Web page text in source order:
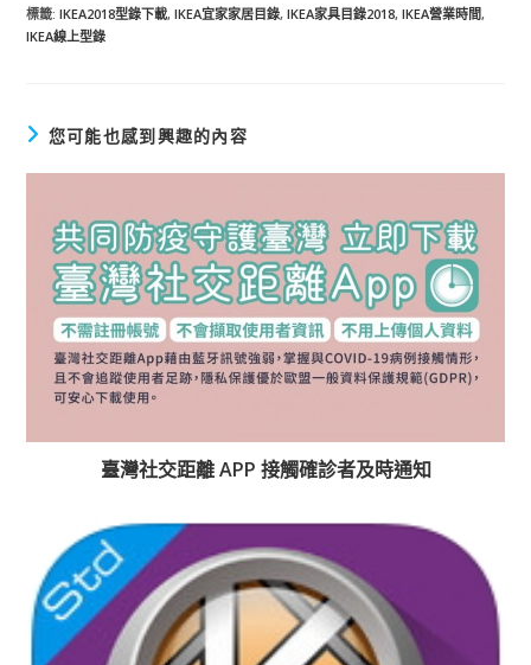
標籤:IKEA2018型錄下載, IKEA宜家家居目錄, IKEA家具目錄2018, IKEA營業時間,
IKEA線上型錄
您可能也感到興趣的內容
臺灣社交距離 APP 接觸確診者及時通知